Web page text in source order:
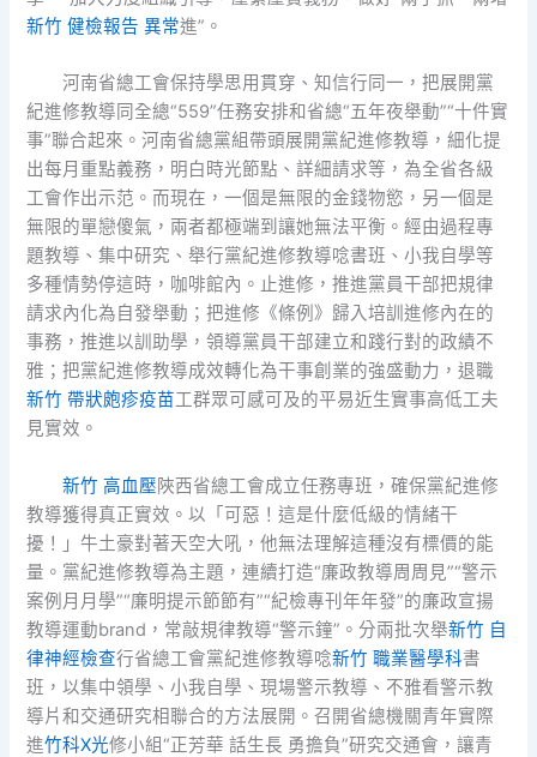
新竹 健檢報告 異常進”。
河南省總工會保持學思用貫穿、知信行同一，把展開黨
紀進修教導同全總“559”任務安排和省總“五年夜舉動”“十件實
事”聯合起來。河南省總黨組帶頭展開黨紀進修教導，細化提
出每月重點義務，明白時光節點、詳細請求等，為全省各級
工會作出示范。而現在，一個是無限的金錢物慾，另一個是
無限的單戀傻氣，兩者都極端到讓她無法平衡。經由過程專
題教導、集中研究、舉行黨紀進修教導唸書班、小我自學等
多種情勢停這時，咖啡館內。止進修，推進黨員干部把規律
請求內化為自發舉動；把進修《條例》歸入培訓進修內在的
事務，推進以訓助學，領導黨員干部建立和踐行對的政績不
雅；把黨紀進修教導成效轉化為干事創業的強盛動力，退職
新竹 帶狀皰疹疫苗工群眾可感可及的平易近生實事高低工夫
見實效。
新竹 高血壓陜西省總工會成立任務專班，確保黨紀進修
教導獲得真正實效。以「可惡！這是什麼低級的情緒干
擾！」牛土豪對著天空大吼，他無法理解這種沒有標價的能
量。黨紀進修教導為主題，連續打造“廉政教導周周見”“警示
案例月月學”“廉明提示節節有”“紀檢專刊年年發”的廉政宣揚
教導運動brand，常敲規律教導“警示鐘”。分兩批次舉新竹 自
律神經檢查行省總工會黨紀進修教導唸新竹 職業醫學科書
班，以集中領學、小我自學、現場警示教導、不雅看警示教
導片和交通研究相聯合的方法展開。召開省總機關青年實際
進竹科X光修小組“正芳華 話生長 勇擔負”研究交通會，讓青